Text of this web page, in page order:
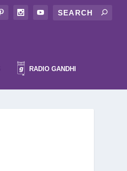
RADIO GANDHI